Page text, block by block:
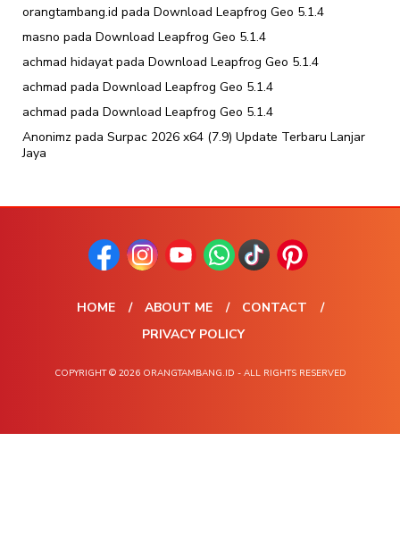
orangtambang.id pada Download Leapfrog Geo 5.1.4
masno pada Download Leapfrog Geo 5.1.4
achmad hidayatpada Download Leapfrog Geo 5.1.4
achmad pada Download Leapfrog Geo 5.1.4
achmad pada Download Leapfrog Geo 5.1.4
Anonimz pada Surpac 2026 x64 (7.9) Update Terbaru Lanjar
Jaya
HOME ABOUT ME
CONTACT
PRIVACY POLICY
COPYRIGHT © 2026 ORANGTAMBANG.ID - ALL RIGHTS RESERVED